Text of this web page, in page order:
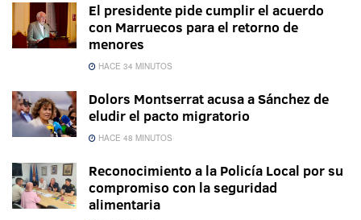
El presidente pide cumplir el acuerdo
con Marruecos para el retorno de
menores
HACE 34 MINUTOS
Dolors Montserrat acusa a Sánchez de
eludir el pacto migratorio
HACE 48 MINUTOS
Reconocimiento a la Policía Local por su
compromiso con la seguridad
alimentaria